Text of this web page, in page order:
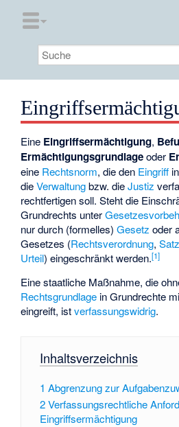
Eine Eingriffsermächtigung,
Ermächtigungsgrundlageoder
eine Rechtsnorm, die den Eingriff
dieVerwaltungbzw. dieJustiz
rechtfertigen soll. Steht die
Grundrechts unter
nur durch (formelles)Gesetz oder
Gesetzes (Rechtsverordnung,
Urteil) eingeschränkt werden.[1]
Eine staatliche Maßnahme, die
Rechtsgrundlage in Grundrechte
eingreift, istverfassungswidrig.
Inhaltsverzeichnis
1 Abgrenzung zur
2Verfassungsrechtliche
Eingriffsermächtigung